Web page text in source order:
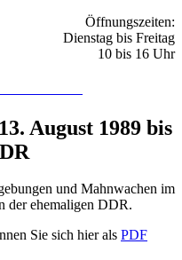
Öffnungszeiten:
Dienstag bis Freitag
10 bis 16 Uhr
August 1989 bis
und Mahnwachen im
der ehemaligen DDR.
Sie sich hier als PDF